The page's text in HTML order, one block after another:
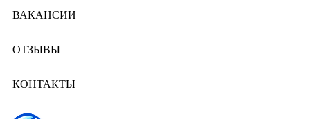
ВАКАНСИИ
ОТЗЫВЫ
КОНТАКТЫ